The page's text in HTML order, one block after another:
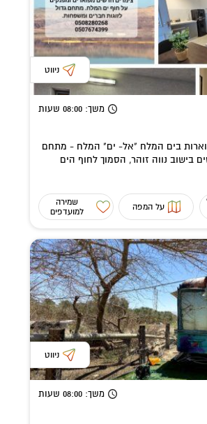
ניווט
משך: 08:00 שעות
בים המלח "אל- ים" המלח - מתחם
בישוב נווה זוהר, הסמוך לחוף הים
על המפה
שמירה
למועדפים
ניווט
משך: 08:00 שעות